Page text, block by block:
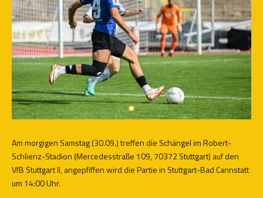
Am morgigen Samstag (30.09.) treffen die Schängel im Robert-
Schlienz-Stadion (Mercedesstraße 109, 70372 Stuttgart) auf den
VfB Stuttgart II, angepfiffen wird die Partie in Stuttgart-Bad Cannstatt
um 14:00 Uhr.